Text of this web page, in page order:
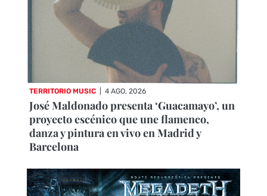
TERRITORIO MUSIC 4 AGO, 2026
José Maldonado presenta ‘Guacamayo’, un
proyecto escénico que une flamenco,
danza y pintura en vivo en Madrid y
Barcelona